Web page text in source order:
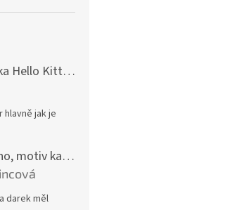
Školní batoh/ aktovka Hello Kitty, růžová
5 hvězdiček.
hlavně jak je
Kovový stojan na víno, motiv kamion
5 hvězdiček.
darek měl